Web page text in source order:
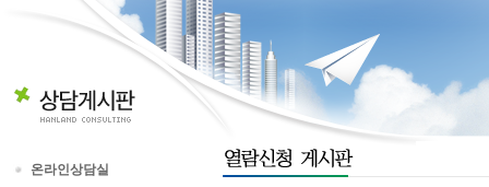
온라인상담실